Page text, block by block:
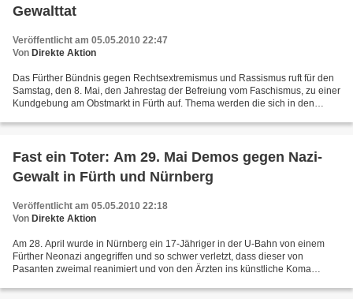
Gewalttat
Veröffentlicht am 05.05.2010 22:47
Von Direkte Aktion
Das Fürther Bündnis gegen Rechtsextremismus und Rassismus ruft für den
Samstag, den 8. Mai, den Jahrestag der Befreiung vom Faschismus, zu einer
Kundgebung am Obstmarkt in Fürth auf. Thema werden die sich in den
Fast ein Toter: Am 29. Mai Demos gegen Nazi-
Gewalt in Fürth und Nürnberg
Veröffentlicht am 05.05.2010 22:18
Von Direkte Aktion
Am 28. April wurde in Nürnberg ein 17-Jähriger in der U-Bahn von einem
Fürther Neonazi angegriffen und so schwer verletzt, dass dieser von
Pasanten zweimal reanimiert und von den Ärzten ins künstliche Koma